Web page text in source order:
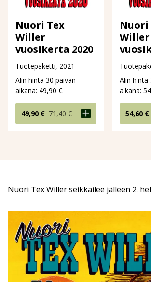
Nuori Tex
Willer
vuosikerta 2020
Tuotepaketti, 2021
Alin hinta 30 päivän
aikana: 49,90 €.
71,40€
Alkuperäinen
hinta
49,90 €
Nykyinen
hinta
Nuori
Willer
Alin hinta
aikana:
hinta
54,60 €
hinta
Nuori Tex Willer seikkailee jälleen 2.